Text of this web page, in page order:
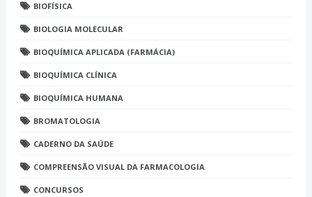
BIOFÍSICA
BIOLOGIA MOLECULAR
BIOQUÍMICA APLICADA (FARMÁCIA)
BIOQUÍMICA CLÍNICA
BIOQUÍMICA HUMANA
BROMATOLOGIA
CADERNO DA SAÚDE
COMPREENSÃO VISUAL DA FARMACOLOGIA
CONCURSOS